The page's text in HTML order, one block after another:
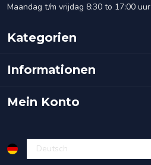
Maandag t/m vrijdag 8:30 to 17:00 uur
Kategorien
Informationen
Mein Konto